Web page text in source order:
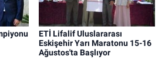
ETİ Lifalif Uluslararası
Eskişehir Yarı Maratonu 15-16
Ağustos'ta Başlıyor